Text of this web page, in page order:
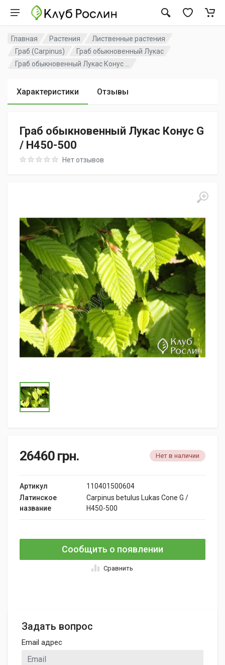
Главная Растения
Лиственные растения
Граб (Carpinus)
Граб обыкновенный Лукас
Граб обыкновенный Лукас Конус ...
Характеристики Отзывы
Граб обыкновенный Лукас Конус G
/ H450-500
Rating: 0 out of 5Нет отзывов
26460 грн. Нет в наличии
Артикул
110401500604
Латинское
название
Carpinus betulus Lukas Cone G /
H450-500
Сообщить о появлении
Сравнить
Задать вопрос
Email адрес